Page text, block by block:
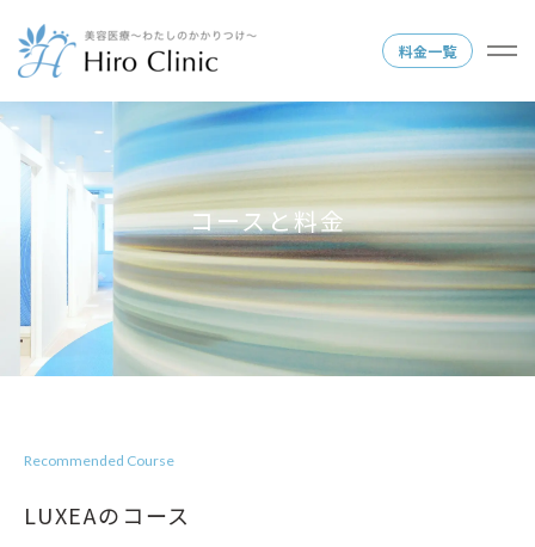
料金一覧
コースと料金
Recommended Course
LUXEAのコース